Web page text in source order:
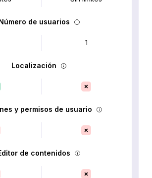
de usuarios
1
Localización
y permisos de usuario
de contenidos